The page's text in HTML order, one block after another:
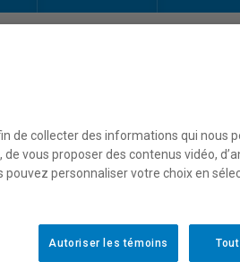
historique et
de collecter des informations qui nous
vous proposer des contenus vidéo,
personnaliser votre choix en
Autoriser les témoins